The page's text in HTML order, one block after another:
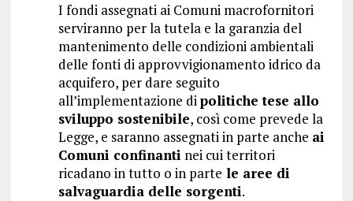
I fondi assegnati ai Comuni macrofornitori
serviranno per la tutela e la garanzia del
mantenimento delle condizioni ambientali
delle fonti di approvvigionamento idrico da
acquifero, per dare seguito
all’implementazione dipolitiche tese allo
sviluppo sostenibile, così come prevede la
Legge, e saranno assegnati in parte anche ai
Comuni confinanti nei cui territori
ricadano in tutto o in parte le aree di
salvaguardia delle sorgenti.